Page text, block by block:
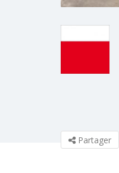
Partager